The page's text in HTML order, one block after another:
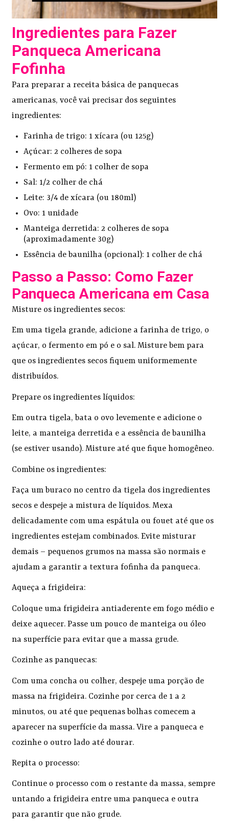
Ingredientes para Fazer
Panqueca Americana
Fofinha
Para preparar a receita básica de panquecas
americanas, você vai precisar dos seguintes
ingredientes:
Farinha de trigo: 1 xícara (ou 125g)
Açúcar: 2 colheres de sopa
Fermento em pó: 1 colher de sopa
Sal: 1/2 colher de chá
Leite: 3/4 de xícara (ou 180ml)
Ovo: 1 unidade
Manteiga derretida: 2 colheres de sopa
(aproximadamente 30g)
Essência de baunilha (opcional): 1 colher de chá
Passo a Passo: Como Fazer
Panqueca Americana em Casa
Misture os ingredientes secos:
Em uma tigela grande, adicione a farinha de trigo, o
açúcar, o fermento em pó e o sal. Misture bem para
que os ingredientes secos fiquem uniformemente
distribuídos.
Prepare os ingredientes líquidos:
Em outra tigela, bata o ovo levemente e adicione o
leite, a manteiga derretida e a essência de baunilha
(se estiver usando). Misture até que fique homogêneo.
Combine os ingredientes:
Faça um buraco no centro da tigela dos ingredientes
secos e despeje a mistura de líquidos. Mexa
delicadamente com uma espátula ou fouet até que os
ingredientes estejam combinados. Evite misturar
demais – pequenos grumos na massa são normais e
ajudam a garantir a textura fofinha da panqueca.
Aqueça a frigideira:
Coloque uma frigideira antiaderente em fogo médio e
deixe aquecer. Passe um pouco de manteiga ou óleo
na superfície para evitar que a massa grude.
Cozinhe as panquecas:
Com uma concha ou colher, despeje uma porção de
massa na frigideira. Cozinhe por cerca de 1 a 2
minutos, ou até que pequenas bolhas comecem a
aparecer na superfície da massa. Vire a panqueca e
cozinhe o outro lado até dourar.
Repita o processo:
Continue o processo com o restante da massa, sempre
untando a frigideira entre uma panqueca e outra
para garantir que não grude.